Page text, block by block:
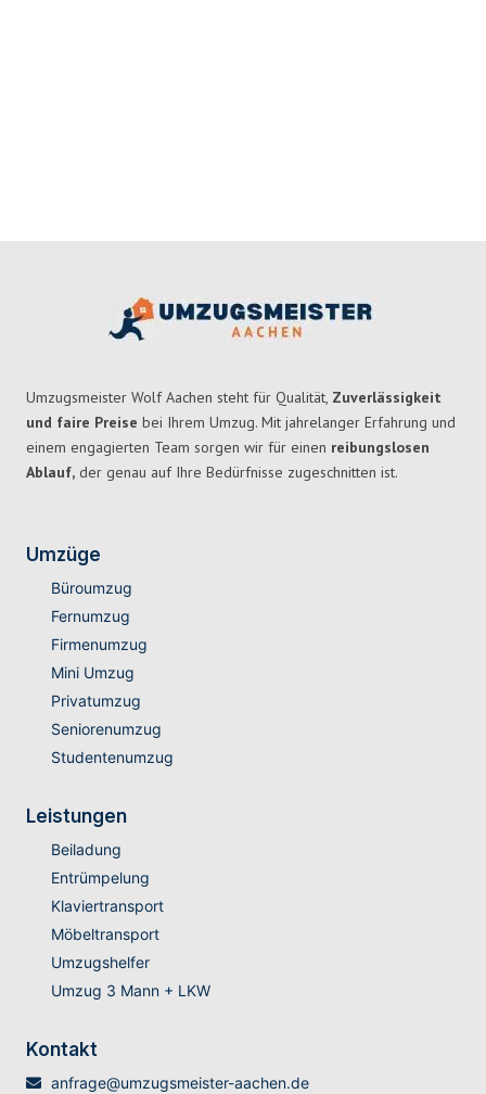
Umzugsmeister Wolf Aachen steht für Qualität, Zuverlässigkeit
und faire Preise bei Ihrem Umzug. Mit jahrelanger Erfahrung und
einem engagierten Team sorgen wir für einen reibungslosen
Ablauf, der genau auf Ihre Bedürfnisse zugeschnitten ist.
Umzüge
Büroumzug
Fernumzug
Firmenumzug
Mini Umzug
Privatumzug
Seniorenumzug
Studentenumzug
Leistungen
Beiladung
Entrümpelung
Klaviertransport
Möbeltransport
Umzugshelfer
Umzug 3 Mann + LKW
Kontakt
anfrage@umzugsmeister-aachen.de